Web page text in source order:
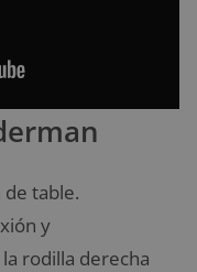
de table.
y
rodilla derecha